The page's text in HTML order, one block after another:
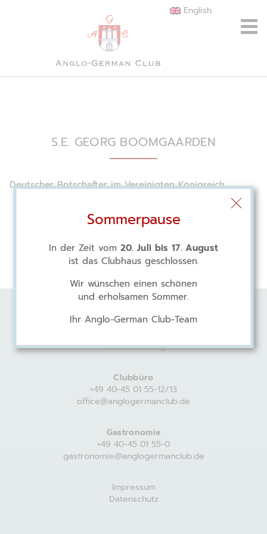
English
S.E. GEORG BOOMGAARDEN
Deutscher Botschafter im Vereinigten Königreich
Anglo-German Club
20149 Hamburg
Clubbüro
+49 40-45 01 55-12/13
office@anglogermanclub.de
Gastronomie
+49 40-45 01 55-0
gastronomie@anglogermanclub.de
Impressum
Datenschutz
Sommerpause
In der Zeit vom 20. Juli bis 17. August
ist das Clubhaus geschlossen.
Wir wünschen einen schönen
und erholsamen Sommer.
Ihr Anglo-German Club-Team